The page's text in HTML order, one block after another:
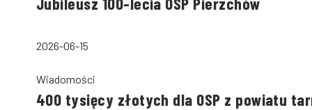
2026-06-15
Wiadomości
400 tysięcy złotych dla OSP z powiatu